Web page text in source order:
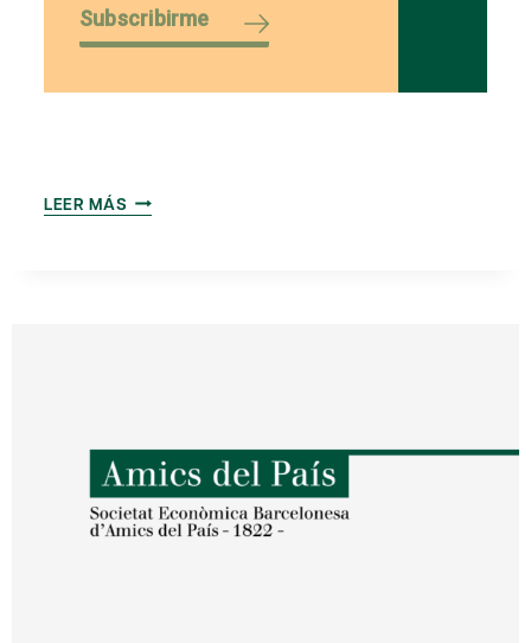
Subscribirme
LEER MÁS LLAMADA
10